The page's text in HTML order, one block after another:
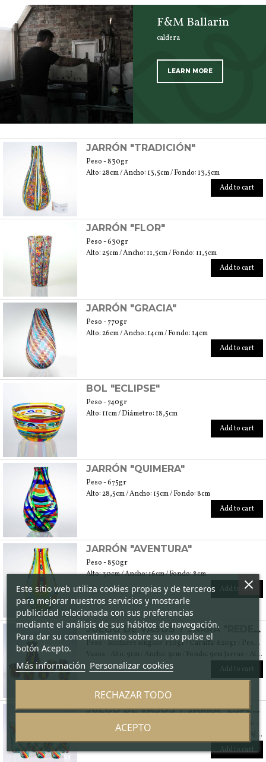
F&M Ballarin
caldera
LEARN MORE
JARRÓN "TRADICIÓN"
Peso - 830gr
Alto: 28cm / Ancho: 13,5cm / Fondo: 13,5cm
Add to cart
JARRÓN "FLOR"
Peso - 630gr
Alto: 25cm / Ancho: 11,5cm / Fondo: 11,5cm
Add to cart
JARRÓN "GRACIA"
Peso - 770gr
Alto: 26cm / Ancho: 14cm / Fondo: 14cm
Add to cart
BOL "ECLIPSE"
Peso - 740gr
Alto: 11cm / Diámetro: 18,5cm
Add to cart
JARRÓN "QUIMERA"
Peso - 675gr
Alto: 28,5cm / Ancho: 15cm / Fondo: 8cm
Add to cart
JARRÓN "AVENTURA"
Peso - 850gr
Alto: 30cm / Ancho: 16cm / Fondo: 8cm
Add to cart
JUEGO DE VASOS Y JARRA "REDENTORE"
Peso - Bicchiere singolo: 130gr / Caraffa: 620gr / Peso totale: 1370gr
Vasos - Alto: 9cm / Ancho: 9cm / Fondo: 9cm Jarras - Alto: 25cm / Ancho: 15cm / Fondo: 15cm
Add to cart
JUEGO DE VASOS Y JARRA "ESPEJISMO"
Vasos- Alto: 12 cm / Ancho: 9 cm / Fondo: 9cm Jarra - Alto: 23 cm / Ancho: 10cm / Fondo: 10cm
Add to cart
Este sitio web utiliza cookies propias y de terceros
para mejorar nuestros servicios y mostrarle
publicidad relacionada con sus preferencias
mediante el análisis de sus hábitos de navegación.
Para dar su consentimiento sobre su uso pulse el
botón Acepto.
Más información Personalizar cookies
RECHAZAR TODO
ACEPTO